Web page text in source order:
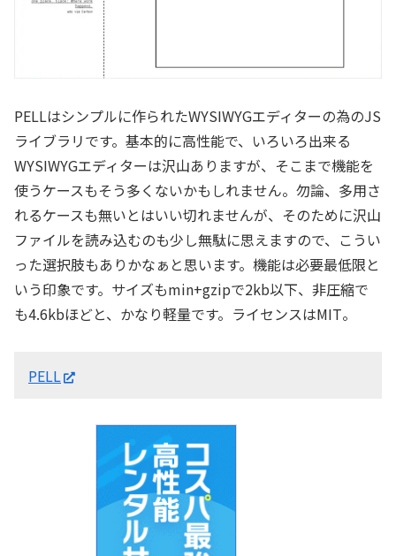
PELLはシンプルに作られたWYSIWYGエディターの為のJS
ライブラリです。基本的に高性能で、いろいろ出来る
WYSIWYGエディターは沢山ありますが、そこまで機能を
使うケースもそう多くないかもしれません。勿論、多用さ
れるケースも無いとはいい切れませんが、そのために沢山
ファイルを読み込むのも少し無駄に思えますので、こうい
った選択肢もありかなぁと思います。機能は必要最低限と
いう印象です。サイズもmin+gzipで2kb以下、非圧縮で
も4.6kbほどと、かなり軽量です。ライセンスはMIT。
PELL